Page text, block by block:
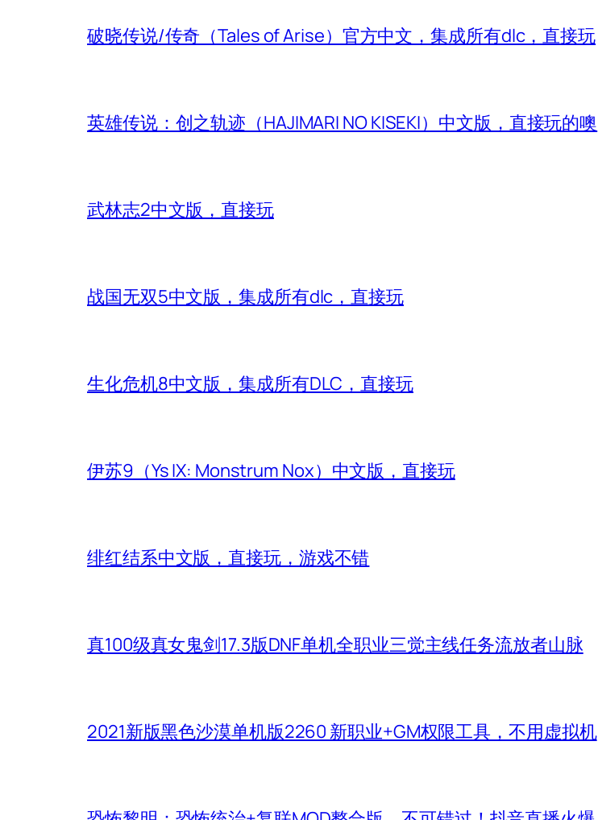
破晓传说/传奇（Tales of Arise）官方中文，集成所有dlc，直接玩
英雄传说：创之轨迹（HAJIMARI NO KISEKI）中文版，直接玩的噢
武林志2中文版，直接玩
战国无双5中文版，集成所有dlc，直接玩
生化危机8中文版，集成所有DLC，直接玩
伊苏9（Ys IX: Monstrum Nox）中文版，直接玩
绯红结系中文版，直接玩，游戏不错
真100级真女鬼剑17.3版DNF单机全职业三觉主线任务流放者山脉
2021新版黑色沙漠单机版2260 新职业+GM权限工具，不用虚拟机